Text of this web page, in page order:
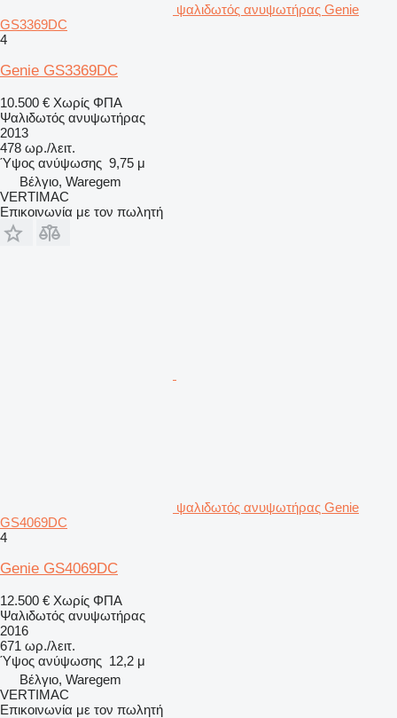
ψαλιδωτός ανυψωτήρας Genie
GS3369DC
4
Genie GS3369DC
10.500 € Χωρίς ΦΠΑ
Ψαλιδωτός ανυψωτήρας
2013
478 ωρ./λειτ.
Ύψος ανύψωσης 9,75 μ
Βέλγιο, Waregem
VERTIMAC
Επικοινωνία με τον πωλητή
ψαλιδωτός ανυψωτήρας Genie
GS4069DC
4
Genie GS4069DC
12.500 € Χωρίς ΦΠΑ
Ψαλιδωτός ανυψωτήρας
2016
671 ωρ./λειτ.
Ύψος ανύψωσης 12,2 μ
Βέλγιο, Waregem
VERTIMAC
Επικοινωνία με τον πωλητή